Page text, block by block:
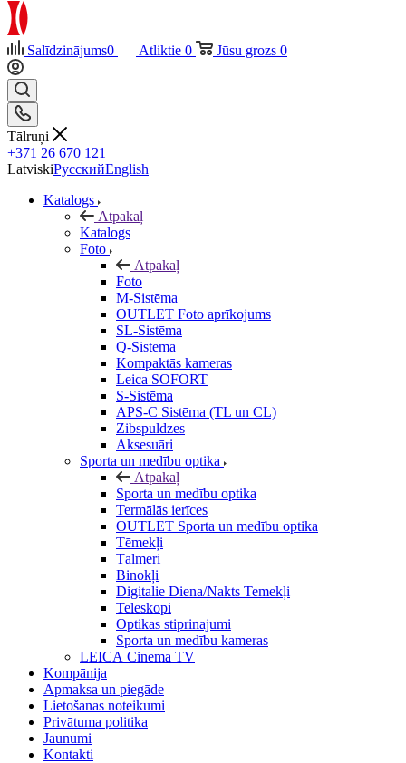
Salīdzinājums0 Atliktie 0 Jūsu grozs 0
Tālruņi
+371 26 670 121
LatviskiРусскийEnglish
Katalogs
Atpakaļ
Katalogs
Foto
Atpakaļ
Foto
M-Sistēma
OUTLET Foto aprīkojums
SL-Sistēma
Q-Sistēma
Kompaktās kameras
Leica SOFORT
S-Sistēma
APS-C Sistēma (TL un CL)
Zibspuldzes
Aksesuāri
Sporta un medību optika
Atpakaļ
Sporta un medību optika
Termālās ierīces
OUTLET Sporta un medību optika
Tēmekļi
Tālmēri
Binokļi
Digitalie Diena/Nakts Temekļi
Teleskopi
Optikas stiprinajumi
Sporta un medību kameras
LEICA Cinema TV
Kompānija
Apmaksa un piegāde
Lietošanas noteikumi
Privātuma politika
Jaunumi
Kontakti